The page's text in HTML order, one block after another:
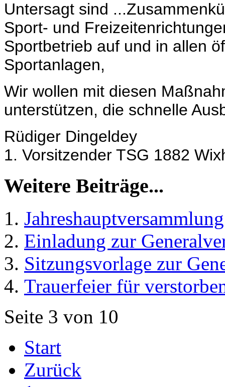
Untersagt sind ...
Sport- und
Sportbetrieb auf und in allen
Sportanlagen,
Wir wollen mit diesen
unterstützen, die schnelle
Rüdiger Dingeldey
1. Vorsitzender TSG 1882
Weitere Beiträge...
Einladung zur
Sitzungsvorlage zur
Trauerfeier für
Seite 3 von 10
Start
Zurück